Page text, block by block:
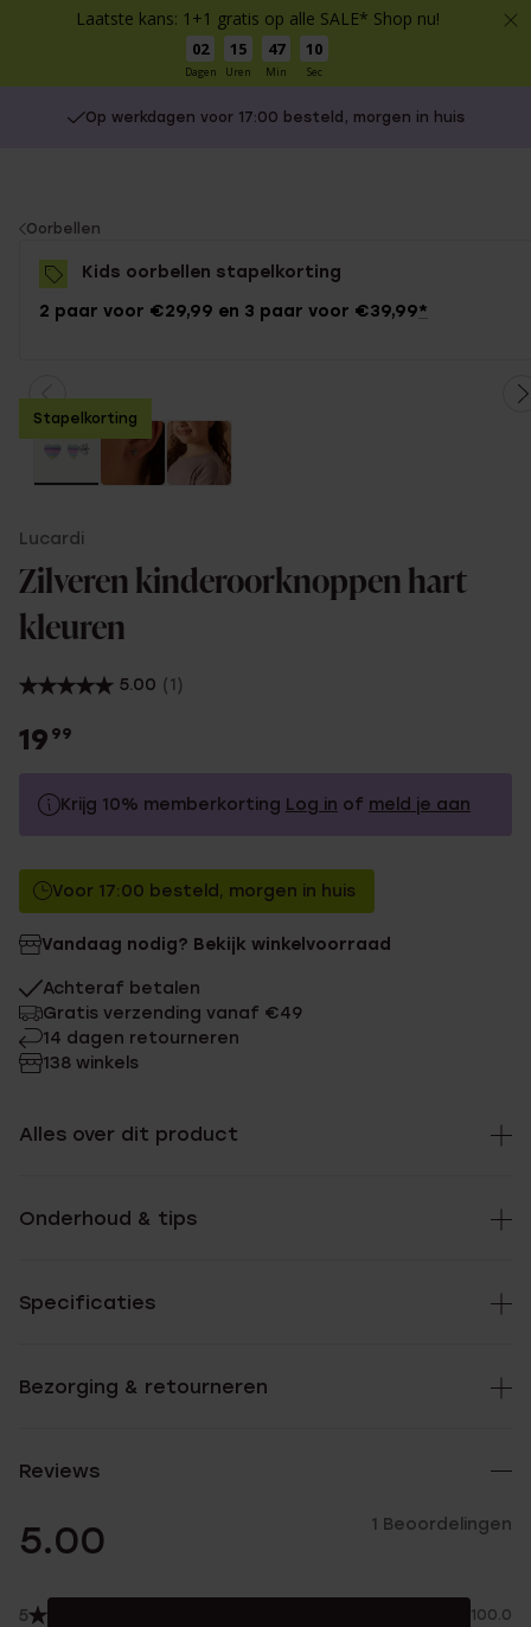
Laatste kans: 1+1 gratis op alle SALE* Shop nu!
02
Dagen
15
Uren
47
Min
10
Sec
Op werkdagen voor 17:00 besteld, morgen in huis
You
are
here:
Oorbellen
Kids oorbellen stapelkorting
2 paar voor €29,99 en 3 paar voor €39,99*
Stapelkorting
Lucardi
Zilveren kinderoorknoppen hart
kleuren
5.00 (1)
19 99
Krijg 10% memberkorting Log in of meld je aan
Zonder memberkorting
Met memberkorting
Voor 17:00 besteld, morgen in huis
Vandaag nodig? Bekijk winkelvoorraad
Achteraf betalen
Gratis verzending vanaf €49
14 dagen retourneren
138 winkels
Alles over dit product
Onderhoud & tips
Specificaties
Bezorging & retourneren
Reviews
5.00 1 Beoordelingen
5 100.0%